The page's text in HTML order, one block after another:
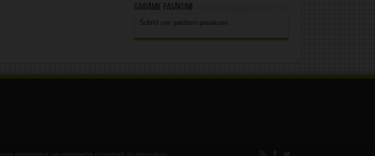
Gaidāmie pasākumi
Šobrīd nav gaidāmo pasākumi.
interpretējot vai nelietderīgi izmantojot šo informāciju.